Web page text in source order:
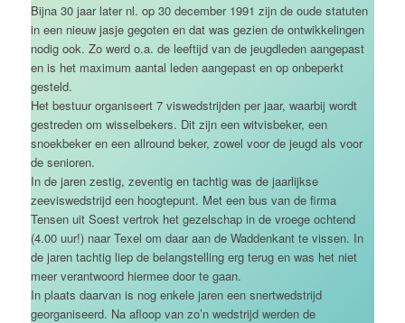
Bijna 30 jaar later nl. op 30 december 1991 zijn de oude statuten
in een nieuw jasje gegoten en dat was gezien de ontwikkelingen
nodig ook. Zo werd o.a. de leeftijd van de jeugdleden aangepast
en is het maximum aantal leden aangepast en op onbeperkt
gesteld.
Het bestuur organiseert 7 viswedstrijden per jaar, waarbij wordt
gestreden om wisselbekers. Dit zijn een witvisbeker, een
snoekbeker en een allround beker, zowel voor de jeugd als voor
de senioren.
In de jaren zestig, zeventig en tachtig was de jaarlijkse
zeeviswedstrijd een hoogtepunt. Met een bus van de firma
Tensen uit Soest vertrok het gezelschap in de vroege ochtend
(4.00 uur!) naar Texel om daar aan de Waddenkant te vissen. In
de jaren tachtig liep de belangstelling erg terug en was het niet
meer verantwoord hiermee door te gaan.
In plaats daarvan is nog enkele jaren een snertwedstrijd
georganiseerd. Na afloop van zo’n wedstrijd werden de